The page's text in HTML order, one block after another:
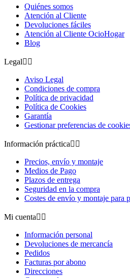
Quiénes somos
Atención al Cliente
Devoluciones fáciles
Atención al Cliente OcioHogar
Blog
Legal 
Aviso Legal
Condiciones de compra
Política de privacidad
Política de Cookies
Garantía
Gestionar preferencias de
Información práctica 
Precios, envío y montaje
Medios de Pago
Plazos de entrega
Seguridad en la compra
Costes de envío y montaje para
Mi cuenta 
Información personal
Devoluciones de mercancía
Pedidos
Facturas por abono
Direcciones